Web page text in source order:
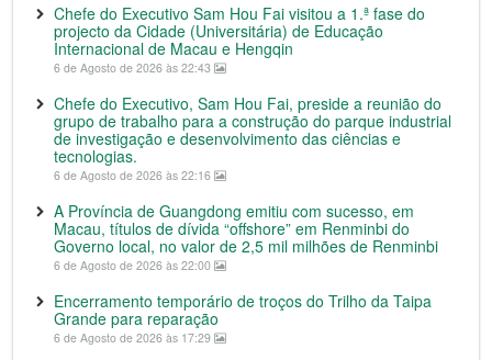
Chefe do Executivo Sam Hou Fai visitou a 1.ª fase do
projecto da Cidade (Universitária) de Educação
Internacional de Macau e Hengqin
6 de Agosto de 2026 às 22:43
Chefe do Executivo, Sam Hou Fai, preside a reunião do
grupo de trabalho para a construção do parque industrial
de investigação e desenvolvimento das ciências e
tecnologias.
6 de Agosto de 2026 às 22:16
A Província de Guangdong emitiu com sucesso, em
Macau, títulos de dívida “offshore” em Renminbi do
Governo local, no valor de 2,5 mil milhões de Renminbi
6 de Agosto de 2026 às 22:00
Encerramento temporário de troços do Trilho da Taipa
Grande para reparação
6 de Agosto de 2026 às 17:29